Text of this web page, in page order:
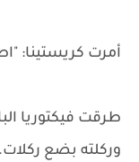
أمرت كريستينا:
طرقت فيكتوريا
وركلته بضع ركلات.